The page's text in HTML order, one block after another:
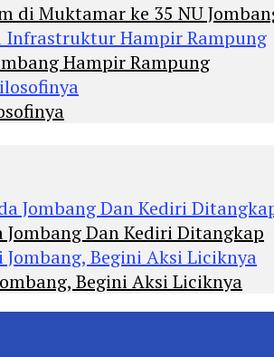
di Muktamar ke 35 NU
Hampir Rampung
Jombang Dan Kediri Ditangkap
Begini Aksi Liciknya